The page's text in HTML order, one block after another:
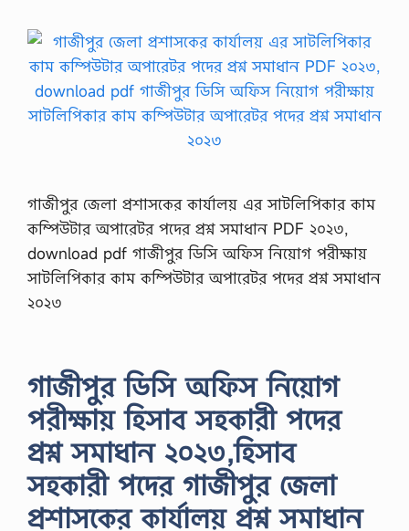
গাজীপুর জেলা প্রশাসকের কার্যালয় এর সাটলিপিকার কাম
কম্পিউটার অপারেটর পদের প্রশ্ন সমাধান PDF ২০২৩,
download pdf গাজীপুর ডিসি অফিস নিয়োগ পরীক্ষায়
সাটলিপিকার কাম কম্পিউটার অপারেটর পদের প্রশ্ন সমাধান
২০২৩
গাজীপুর ডিসি অফিস নিয়োগ
পরীক্ষায় হিসাব সহকারী পদের
প্রশ্ন সমাধান ২০২৩,হিসাব
সহকারী পদের গাজীপুর জেলা
প্রশাসকের কার্যালয় প্রশ্ন সমাধান